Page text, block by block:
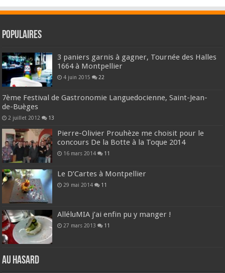
Populaires
3 paniers garnis à gagner, Tournée des Halles
1664 à Montpellier
4 juin 2015 22
7ème Festival de Gastronomie Languedocienne, Saint-Jean-
de-Buèges
2 juillet 2012 13
Pierre-Olivier Prouhèze me choisit pour le
concours De la Botte à la Toque 2014
16 mars 2014 11
Le D’Cartes à Montpellier
29 mai 2014 11
AlléluMIA j’ai enfin pu y manger !
27 mars 2013 11
Au hasard